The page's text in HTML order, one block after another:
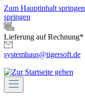
Zum Hauptinhalt springen
springen
Lieferung auf Rechnung*
systemhaus@tigersoft.de